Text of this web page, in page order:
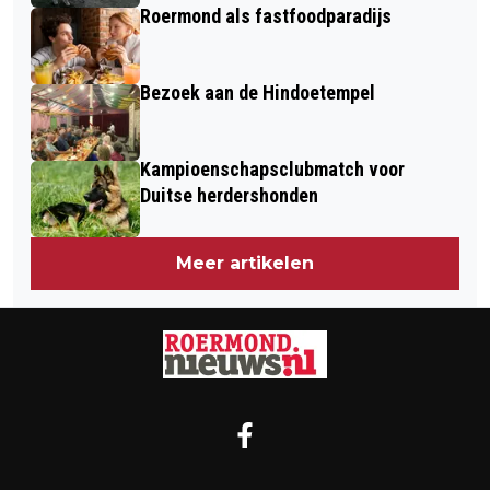
Roermond als fastfoodparadijs
Bezoek aan de Hindoetempel
Kampioenschapsclubmatch voor
Duitse herdershonden
Meer artikelen